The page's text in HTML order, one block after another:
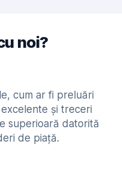
noi?
cum ar fi preluări
și treceri
superioară datorită
de piață.